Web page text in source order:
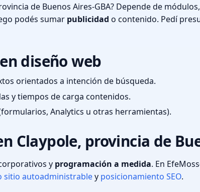
de Buenos Aires-GBA? Depende de
podés sumar publicidad o contenido. Pedí
diseño web
orientados a intención de búsqueda.
y tiempos de carga contenidos.
Analytics u otras herramientas).
Claypole, provincia de
y programación a medida. En
sitio autoadministrabley posicionamiento SEO.